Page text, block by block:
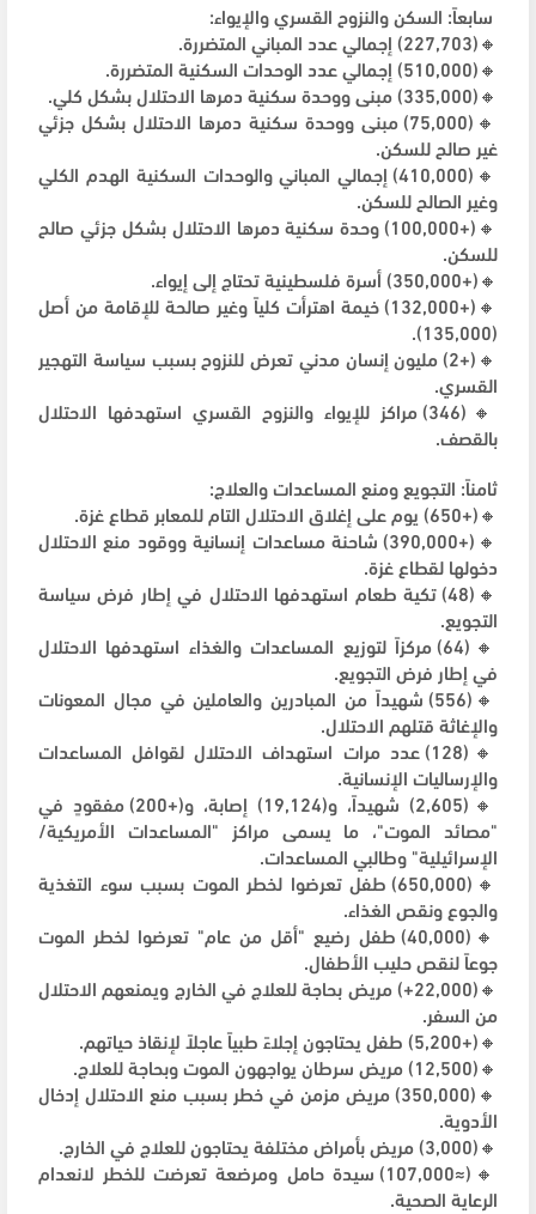
سابعاً: السكن والنزوح القسري والإيواء:
🔸(227,703) إجمالي عدد المباني المتضررة.
🔸(510,000) إجمالي عدد الوحدات السكنية المتضررة.
🔸(335,000) مبنى ووحدة سكنية دمرها الاحتلال بشكل كلي.
🔸(75,000) مبنى ووحدة سكنية دمرها الاحتلال بشكل جزئي
غير صالح للسكن.
🔸(410,000) إجمالي المباني والوحدات السكنية الهدم الكلي
وغير الصالح للسكن.
🔸(+100,000) وحدة سكنية دمرها الاحتلال بشكل جزئي صالح
للسكن.
🔸(+350,000) أسرة فلسطينية تحتاج إلى إيواء.
🔸(+132,000) خيمة اهترأت كلياً وغير صالحة للإقامة من أصل
(135,000).
🔸(+2) مليون إنسان مدني تعرض للنزوح بسبب سياسة التهجير
القسري.
🔸(346) مراكز للإيواء والنزوح القسري استهدفها الاحتلال
بالقصف.
ثامناً: التجويع ومنع المساعدات والعلاج:
🔸(+650) يوم على إغلاق الاحتلال التام للمعابر قطاع غزة.
🔸(+390,000) شاحنة مساعدات إنسانية ووقود منع الاحتلال
دخولها لقطاع غزة.
🔸(48) تكية طعام استهدفها الاحتلال في إطار فرض سياسة
التجويع.
🔸(64) مركزاً لتوزيع المساعدات والغذاء استهدفها الاحتلال
في إطار فرض التجويع.
🔸(556) شهيداً من المبادرين والعاملين في مجال المعونات
والإغاثة قتلهم الاحتلال.
🔸(128) عدد مرات استهداف الاحتلال لقوافل المساعدات
والإرساليات الإنسانية.
🔸(2,605) شهيداً، و(19,124) إصابة، و(+200) مفقودٍ في
"مصائد الموت"، ما يسمى مراكز "المساعدات الأمريكية/
الإسرائيلية" وطالبي المساعدات.
🔸(650,000) طفل تعرضوا لخطر الموت بسبب سوء التغذية
والجوع ونقص الغذاء.
🔸(40,000) طفل رضيع "أقل من عام" تعرضوا لخطر الموت
جوعاً لنقص حليب الأطفال.
🔸(22,000+) مريض بحاجة للعلاج في الخارج ويمنعهم الاحتلال
من السفر.
🔸(+5,200) طفل يحتاجون إجلاءً طبياً عاجلاً لإنقاذ حياتهم.
🔸(12,500) مريض سرطان يواجهون الموت وبحاجة للعلاج.
🔸(350,000) مريض مزمن في خطر بسبب منع الاحتلال إدخال
الأدوية.
🔸(3,000) مريض بأمراض مختلفة يحتاجون للعلاج في الخارج.
🔸(≈107,000) سيدة حامل ومرضعة تعرضت للخطر لانعدام
الرعاية الصحية.